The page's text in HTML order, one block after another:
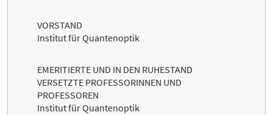
VORSTAND
Institut für Quantenoptik
EMERITIERTE UND IN DEN RUHESTAND
VERSETZTE PROFESSORINNEN UND
PROFESSOREN
Institut für Quantenoptik